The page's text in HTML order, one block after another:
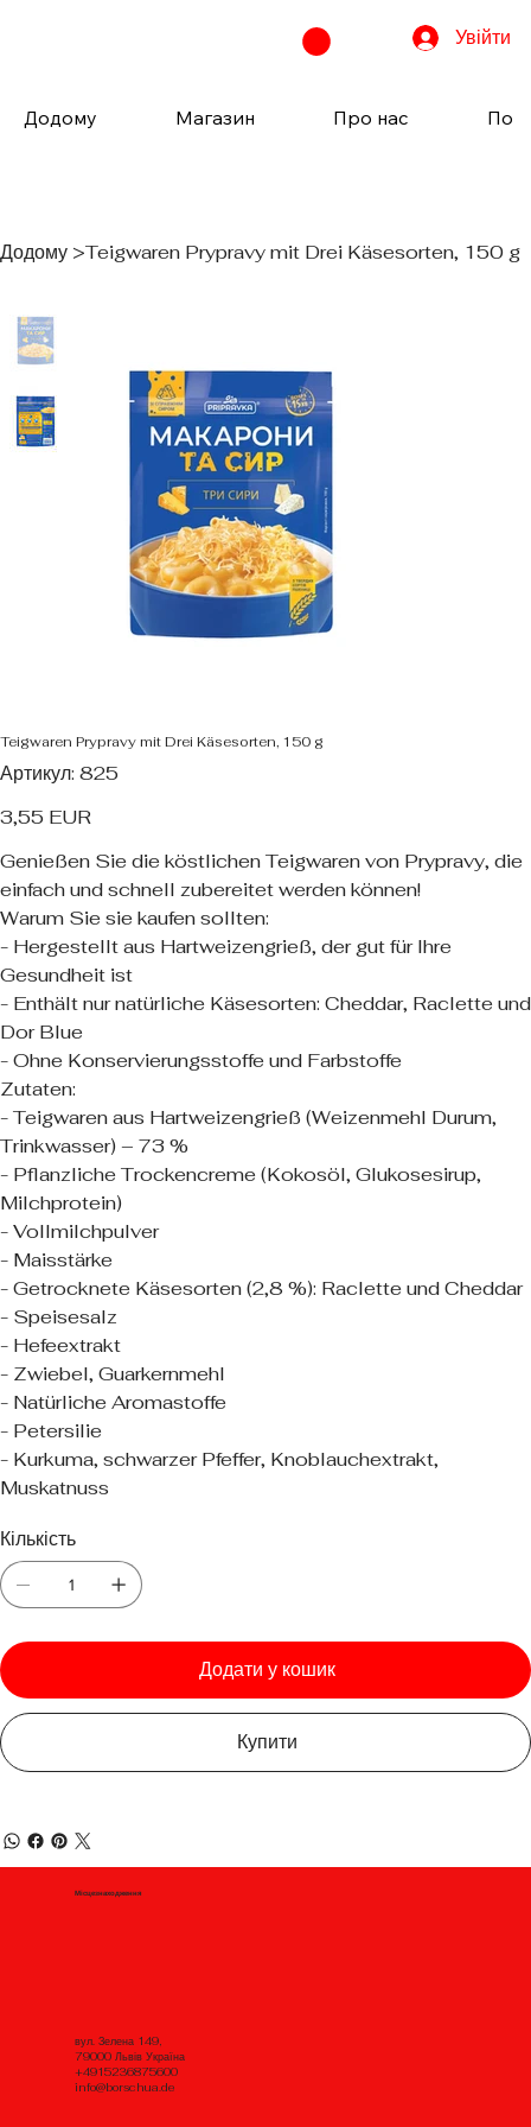
Увійти
Додому Магазин Про нас
Додому >Teigwaren Prypravy mit Drei Käsesorten, 150 g
Teigwaren Prypravy mit Drei Käsesorten, 150 g
Артикул:
Артикул
825
825
Ціна
3,55 EUR
Genießen Sie die köstlichen Teigwaren von Prypravy, die
einfach und schnell zubereitet werden können!
Warum Sie sie kaufen sollten:
- Hergestellt aus Hartweizengrieß, der gut für Ihre
Gesundheit ist
- Enthält nur natürliche Käsesorten: Cheddar, Raclette und
Dor Blue
- Ohne Konservierungsstoffe und Farbstoffe
Zutaten:
- Teigwaren aus Hartweizengrieß (Weizenmehl Durum,
Trinkwasser) – 73 %
- Pflanzliche Trockencreme (Kokosöl, Glukosesirup,
Milchprotein)
- Vollmilchpulver
- Maisstärke
- Getrocknete Käsesorten (2,8 %): Raclette und Cheddar
- Speisesalz
- Hefeextrakt
- Zwiebel, Guarkernmehl
- Natürliche Aromastoffe
- Petersilie
- Kurkuma, schwarzer Pfeffer, Knoblauchextrakt,
Muskatnuss
Кількість
Додати у кошик
Купити
Місцезнаходження
вул. Зелена 149,
79000 Львів Україна
+4915236875600
info@borschua.de